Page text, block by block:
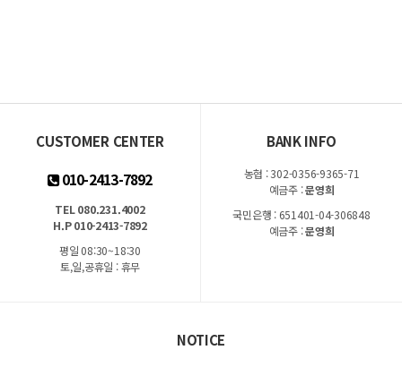
CUSTOMER CENTER
010-2413-7892
TEL 080.231.4002
H.P 010-2413-7892
평일 08:30~18:30
토,일,공휴일 : 휴무
BANK INFO
농협 : 302-0356-9365-71
예금주 :문영희
국민은행 : 651401-04-306848
예금주 :문영희
NOTICE